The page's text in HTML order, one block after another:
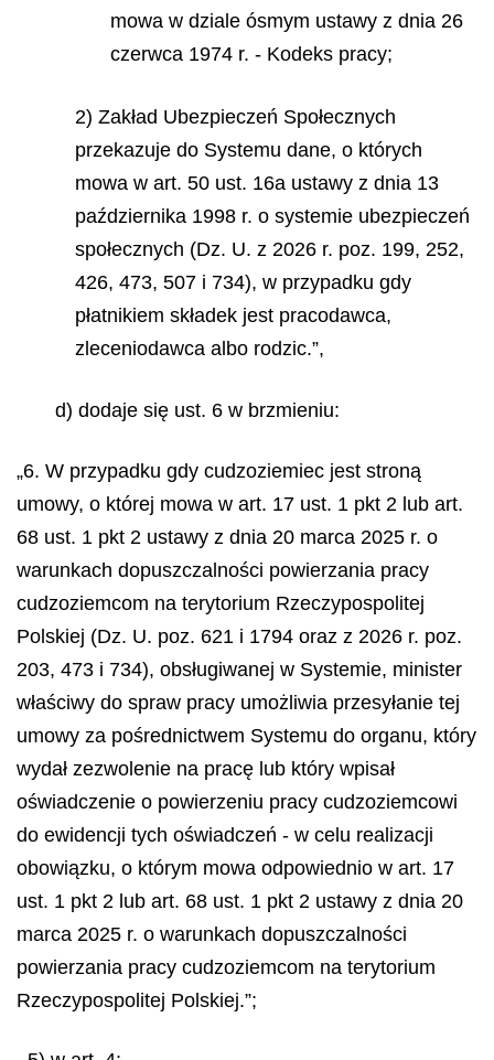
mowa w dziale ósmym ustawy z dnia 26
czerwca 1974 r. - Kodeks pracy;
2) Zakład Ubezpieczeń Społecznych
przekazuje do Systemu dane, o których
mowa w art. 50 ust. 16a ustawy z dnia 13
października 1998 r. o systemie ubezpieczeń
społecznych (Dz. U. z 2026 r. poz. 199, 252,
426, 473, 507 i 734), w przypadku gdy
płatnikiem składek jest pracodawca,
zleceniodawca albo rodzic.”,
d) dodaje się ust. 6 w brzmieniu:
„6. W przypadku gdy cudzoziemiec jest stroną
umowy, o której mowa w art. 17 ust. 1 pkt 2 lub art.
68 ust. 1 pkt 2 ustawy z dnia 20 marca 2025 r. o
warunkach dopuszczalności powierzania pracy
cudzoziemcom na terytorium Rzeczypospolitej
Polskiej (Dz. U. poz. 621 i 1794 oraz z 2026 r. poz.
203, 473 i 734), obsługiwanej w Systemie, minister
właściwy do spraw pracy umożliwia przesyłanie tej
umowy za pośrednictwem Systemu do organu, który
wydał zezwolenie na pracę lub który wpisał
oświadczenie o powierzeniu pracy cudzoziemcowi
do ewidencji tych oświadczeń - w celu realizacji
obowiązku, o którym mowa odpowiednio w art. 17
ust. 1 pkt 2 lub art. 68 ust. 1 pkt 2 ustawy z dnia 20
marca 2025 r. o warunkach dopuszczalności
powierzania pracy cudzoziemcom na terytorium
Rzeczypospolitej Polskiej.”;